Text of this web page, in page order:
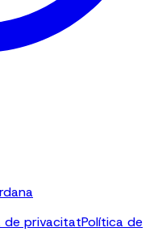
de privacitatPolítica de